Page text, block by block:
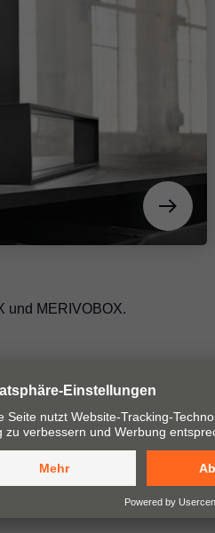
und MERIVOBOX.